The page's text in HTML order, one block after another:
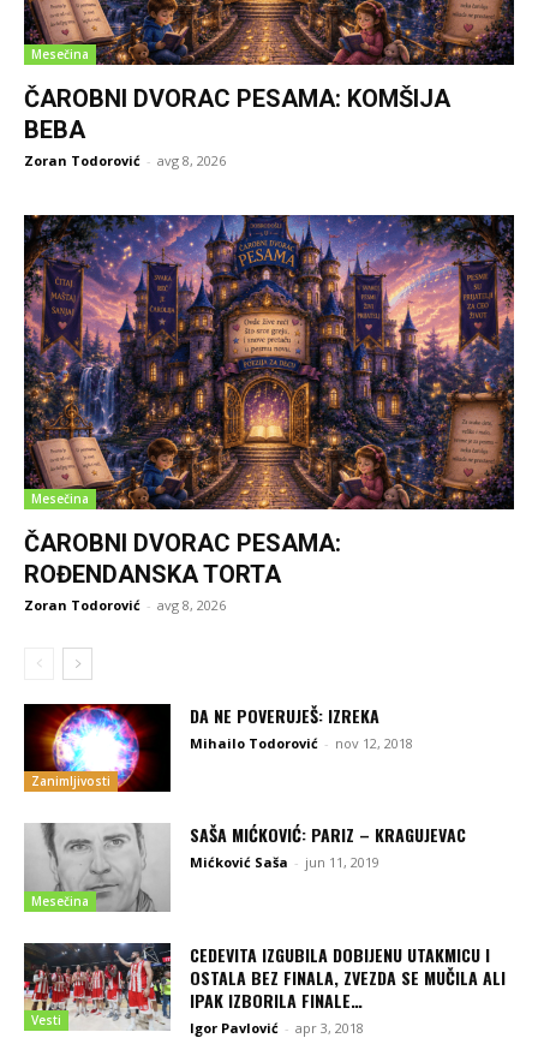
Mesečina
ČAROBNI DVORAC PESAMA: KOMŠIJA
BEBA
Zoran Todorović - avg 8, 2026
Mesečina
ČAROBNI DVORAC PESAMA:
ROĐENDANSKA TORTA
Zoran Todorović - avg 8, 2026
Zanimljivosti
DA NE POVERUJEŠ: IZREKA
Mihailo Todorović - nov 12, 2018
Mesečina
SAŠA MIĆKOVIĆ: PARIZ – KRAGUJEVAC
Mićković Saša - jun 11, 2019
Vesti
CEDEVITA IZGUBILA DOBIJENU UTAKMICU I
OSTALA BEZ FINALA, ZVEZDA SE MUČILA ALI
IPAK IZBORILA FINALE…
Igor Pavlović - apr 3, 2018